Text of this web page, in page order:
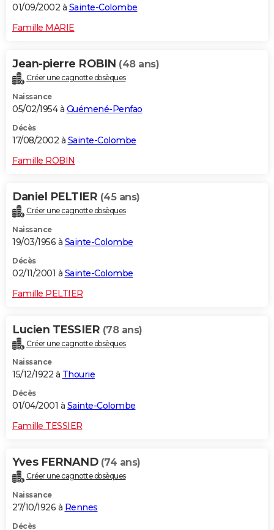
01/09/2002 à Sainte-Colombe
Famille MARIE
Jean-pierre ROBIN (48 ans)
Créer une cagnotte obsèques
Naissance
05/02/1954 à Guémené-Penfao
Décès
17/08/2002 à Sainte-Colombe
Famille ROBIN
Daniel PELTIER (45 ans)
Créer une cagnotte obsèques
Naissance
19/03/1956 à Sainte-Colombe
Décès
02/11/2001 à Sainte-Colombe
Famille PELTIER
Lucien TESSIER (78 ans)
Créer une cagnotte obsèques
Naissance
15/12/1922 à Thourie
Décès
01/04/2001 à Sainte-Colombe
Famille TESSIER
Yves FERNAND (74 ans)
Créer une cagnotte obsèques
Naissance
27/10/1926 à Rennes
Décès